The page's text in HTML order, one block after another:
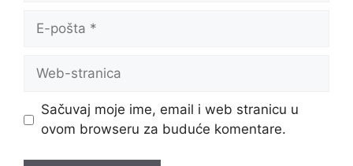
pošta
Web-
Sačuvaj moje ime, email i web stranicu u
ovom browseru za buduće komentare.